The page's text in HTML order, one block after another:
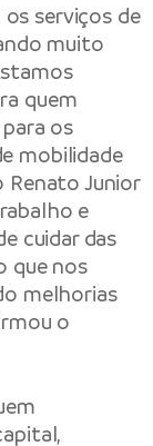
serviços de
muito
quem
os
mobilidade
Renato Junior
e
cuidar das
que nos
melhorias
o